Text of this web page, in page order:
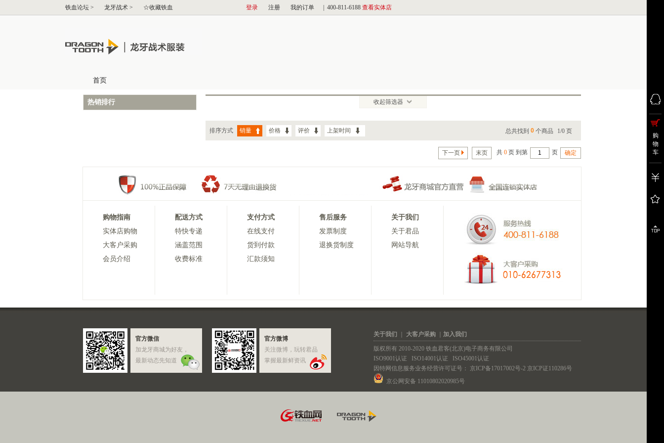
收起筛选器
排序方式 销量 价格 评价 上架时间 总共找到 0 个商品 1/0 页
下一页 末页 共 0 页 到第 页
热销排行
购
物
车
购物指南
实体店购物
大客户采购
会员介绍
配送方式
特快专递
涵盖范围
收费标准
支付方式
在线支付
货到付款
汇款须知
售后服务
发票制度
退换货制度
关于我们
关于君品
网站导航
官方微信
加龙牙商城为好友，
最新动态先知道
官方微博
关注微博，玩转君品
掌握最新鲜资讯
关于我们 大客户采购 加入我们
版权所有 2010-2020 铁血君客(北京)电子商务有限公司
ISO9001认证
ISO14001认证
ISO45001认证
因特网信息服务业务经营许可证号： 京ICP备17017002号-2 京ICP证110286号
京公网安备 11010802020985号